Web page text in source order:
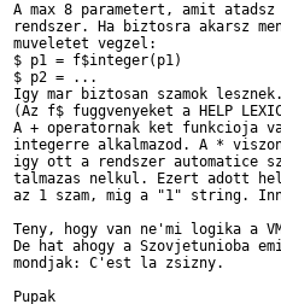
A max 8 parametert, amit
rendszer. Ha biztosra akarsz
muveletet vegzel:
$ p1 = f$integer(p1)
$ p2 = ...
Igy mar biztosan szamok
(Az f$ fuggvenyeket a HELP
A + operatornak ket funkcioja
integerre alkalmazod. A *
igy ott a rendszer automatice
talmazas nelkul. Ezert adott
az 1 szam, mig a "1" string.
Teny, hogy van ne'mi logika a
De hat ahogy a Szovjetunioba
mondjak: C'est la zsizny.